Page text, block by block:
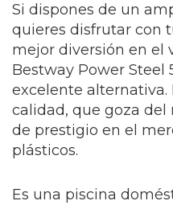
Si dispones de un
quieres disfrutar con
mejor diversión en el
Bestway Power Steel
excelente alternativa.
calidad, que goza del
de prestigio en el
plásticos.
Es una piscina